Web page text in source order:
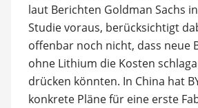
laut Berichten Goldman Sachs
Studie voraus, berücksichtigt
offenbar noch nicht, dass neue
ohne Lithium die Kosten
drücken könnten. In China hat
konkrete Pläne für eine erste